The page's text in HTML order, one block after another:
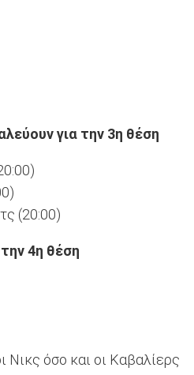
για την 3η θέση
(20:00)
4η θέση
Νικς όσο και οι Καβαλίερς